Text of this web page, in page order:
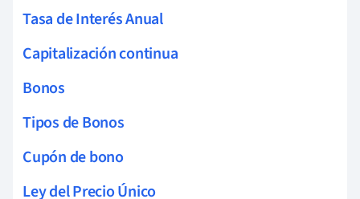
Tasa de Interés Anual
Capitalización continua
Bonos
Tipos de Bonos
Cupón de bono
Ley del Precio Único